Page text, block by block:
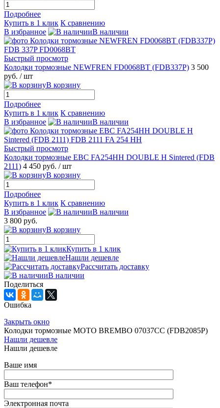
Подробнее
Купить в 1 клик К сравнению
В избранное
В наличии
Быстрый просмотр
Колодки тормозные NEWFREN FD0068BT (FDB337P) 3 500
руб. / шт
В корзину
Подробнее
Купить в 1 клик К сравнению
В избранное
В наличии
Быстрый просмотр
Колодки тормозные EBC FA254HH DOUBLE H Sintered (FDB
2111) 4 450 руб. / шт
В корзину
Подробнее
Купить в 1 клик К сравнению
В избранное
В наличии
3 800 руб.
В корзину
Купить в 1 клик
Нашли дешевле
Рассчитать доставку
В наличии
Поделиться
Ошибка
Закрыть окно
Колодки тормозные MOTO BREMBO 07037CC (FDB2085P)
Нашли дешевле
Нашли дешевле
Ваше имя
Ваш телефон*
Электронная почта